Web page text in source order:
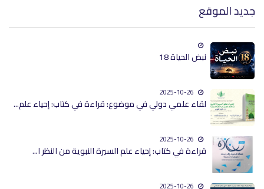
جديد الموقع
نبض الحياة 18
لقاء علمي دولي في موضوع: قراءة في كتاب: إحياء علم...
قراءة في كتاب: إحياء علم السيرة النبوية من النظر ا...